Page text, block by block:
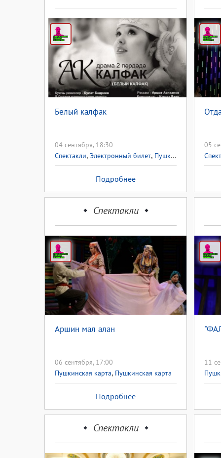
Белый калфак
04 сентября, 18:30
Спектакли, Электронный билет, Пушкинская карта ,
Подробнее
05
Спектакли
Аршин мал алан
06 сентября, 17:00
Пушкинская карта, Пушкинская карта
Подробнее
11
Спектакли